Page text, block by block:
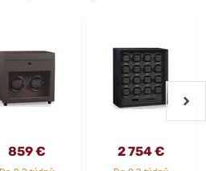
859 € 2 754 €